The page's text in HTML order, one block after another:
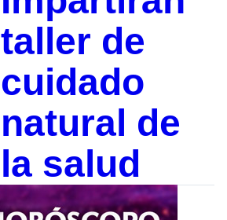
taller de
cuidado
natural de
la salud